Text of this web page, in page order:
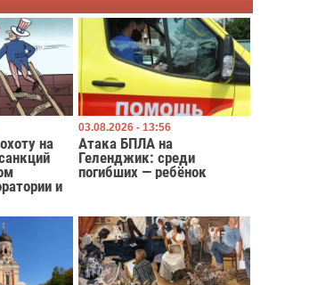
на
и
03.08.2026 - 13:56
Атака БПЛА на
Геленджик: среди
погибших — ребёнок